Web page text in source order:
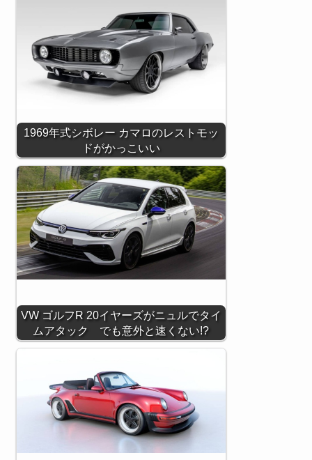
1969年式シボレー カマロのレストモッ
ドがかっこいい
VW ゴルフR 20イヤーズがニュルでタイ
ムアタック でも意外と速くない!?